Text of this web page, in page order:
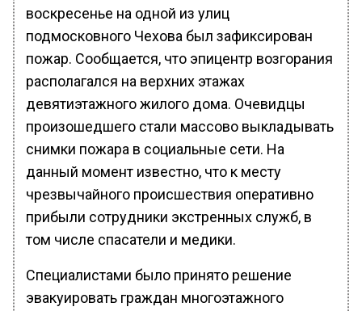
воскресенье на одной из улиц
подмосковного Чехова был зафиксирован
пожар. Сообщается, что эпицентр возгорания
располагался на верхних этажах
девятиэтажного жилого дома. Очевидцы
произошедшего стали массово выкладывать
снимки пожара в социальные сети. На
данный момент известно, что к месту
чрезвычайного происшествия оперативно
прибыли сотрудники экстренных служб, в
том числе спасатели и медики.
Специалистами было принято решение
эвакуировать граждан многоэтажного